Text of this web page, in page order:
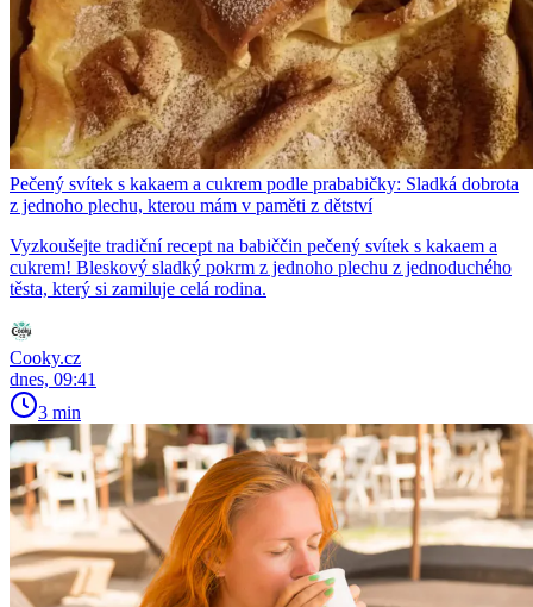
Pečený svítek s kakaem a cukrem podle prababičky: Sladká dobrota
z jednoho plechu, kterou mám v paměti z dětství
Vyzkoušejte tradiční recept na babiččin pečený svítek s kakaem a
cukrem! Bleskový sladký pokrm z jednoho plechu z jednoduchého
těsta, který si zamiluje celá rodina.
Cooky.cz
dnes, 09:41
3 min